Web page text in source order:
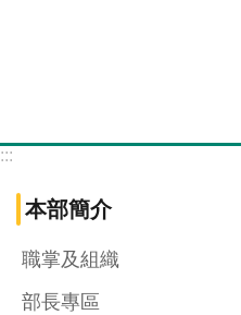
:::
本部簡介
職掌及組織
部長專區